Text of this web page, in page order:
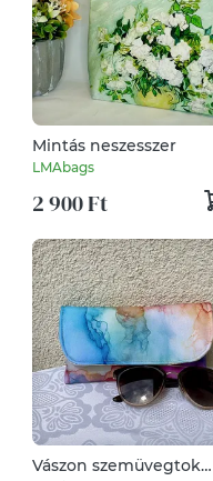
Mintás neszesszer
LMAbags
2 900 Ft
Vászon szemüvegtok